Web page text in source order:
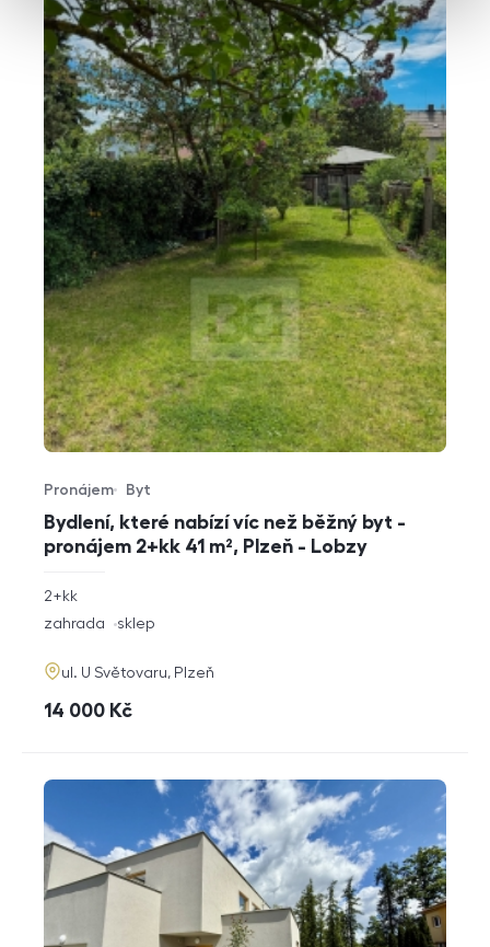
Bydlení, které nabízí víc než běžný byt -
pronájem 2+kk 41 m², Plzeň - Lobzy
Typ nabídky
Pronájem
Typ nemovitosti
Byt
rozměry
2+kk
funkce
zahrada sklep
adresa
ul. U Světovaru, Plzeň
cena
14 000 Kč